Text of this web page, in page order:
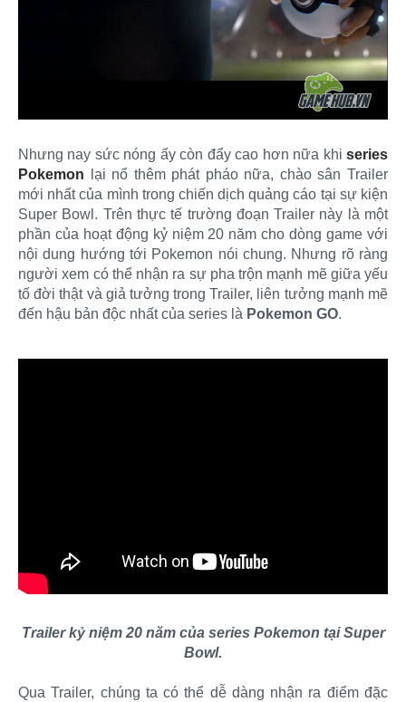
Nhưng nay sức nóng ấy còn đẩy cao hơn nữa khi series
Pokemon lại nổ thêm phát pháo nữa, chào sân Trailer
mới nhất của mình trong chiến dịch quảng cáo tại sự kiện
Super Bowl. Trên thực tế trường đoạn Trailer này là một
phần của hoạt động kỷ niệm 20 năm cho dòng game với
nội dung hướng tới Pokemon nói chung. Nhưng rõ ràng
người xem có thể nhận ra sự pha trộn mạnh mẽ giữa yếu
tố đời thật và giả tưởng trong Trailer, liên tưởng mạnh mẽ
đến hậu bản độc nhất của series là Pokemon GO.
Trailer kỷ niệm 20 năm của series Pokemon tại Super
Bowl.
Qua Trailer, chúng ta có thể dễ dàng nhận ra điểm đặc